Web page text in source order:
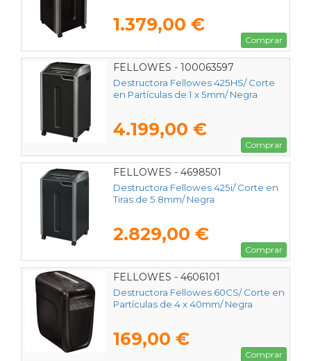
1.379,00 €
Comprar
FELLOWES - 100063597
Destructora Fellowes 425HS/ Corte
en Partículas de 1 x 5mm/ Negra
4.199,00 €
Comprar
FELLOWES - 4698501
Destructora Fellowes 425i/ Corte en
Tiras de 5.8mm/ Negra
2.829,00 €
Comprar
FELLOWES - 4606101
Destructora Fellowes 60CS/ Corte en
Partículas de 4 x 40mm/ Negra
169,00 €
Comprar